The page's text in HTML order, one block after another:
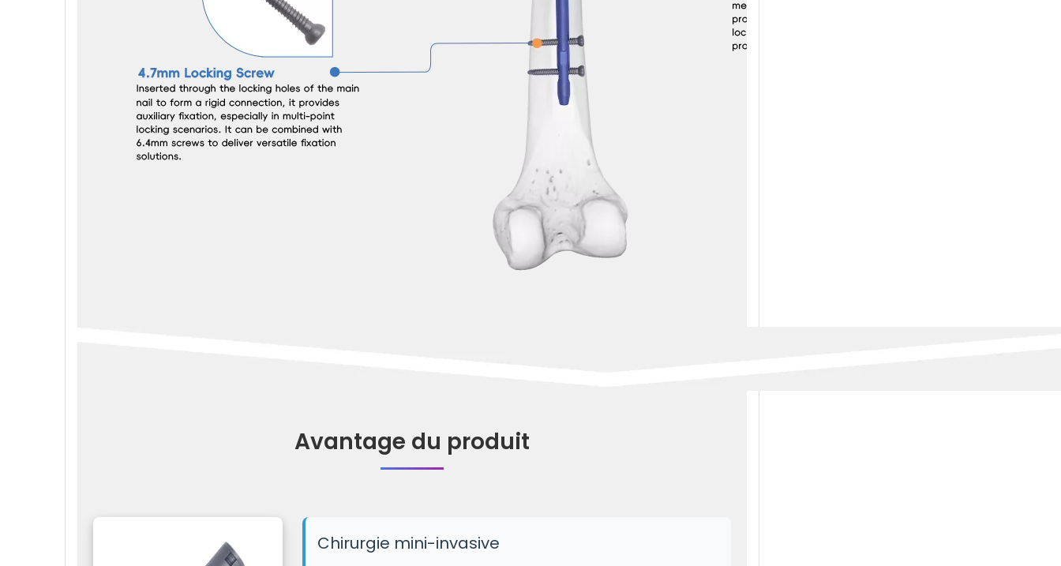
Avantage du produit
Chirurgie mini-invasive